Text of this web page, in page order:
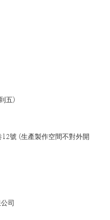
五)
號 (生產製作空間不對外開
司